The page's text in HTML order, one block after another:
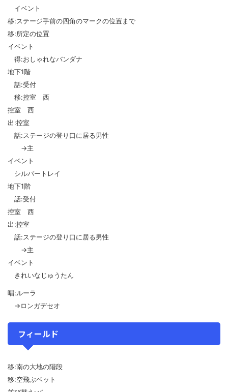
イベント
移:ステージ手前の四角のマークの位置まで
移:所定の位置
イベント
得:おしゃれなバンダナ
地下1階
話:受付
移:控室 西
控室 西
出:控室
話:ステージの登り口に居る男性
→主
イベント
シルバートレイ
地下1階
話:受付
控室 西
出:控室
話:ステージの登り口に居る男性
→主
イベント
きれいなじゅうたん
唱:ルーラ
→ロンガデセオ
フィールド
移:南の大地の階段
移:空飛ぶベット